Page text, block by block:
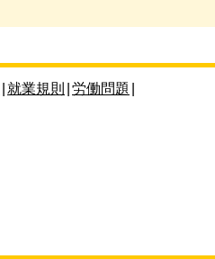
就業規則 労働問題